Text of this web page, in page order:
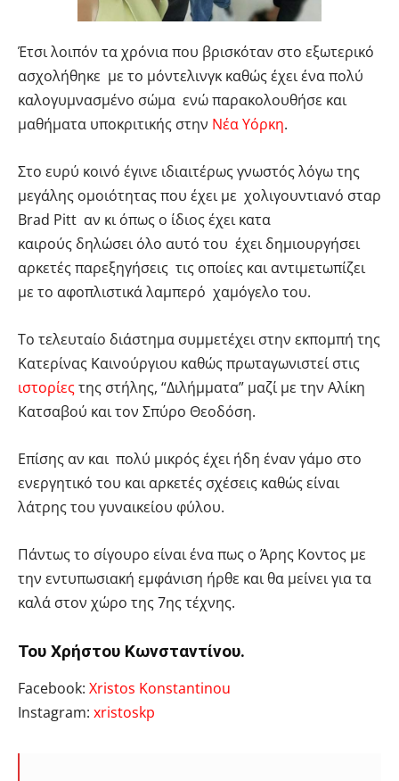
Έτσι λοιπόν τα χρόνια που βρισκόταν στο εξωτερικό
ασχολήθηκε με το μόντελινγκ καθώς έχει ένα πολύ
καλογυμνασμένο σώμα ενώ παρακολουθήσε και
μαθήματα υποκριτικής στην Νέα Υόρκη.
Στο ευρύ κοινό έγινε ιδιαιτέρως γνωστός λόγω της
μεγάλης ομοιότητας που έχει με χολιγουντιανό σταρ
Brad Pitt αν κι όπως ο ίδιος έχει κατα
καιρούς δηλώσει όλο αυτό του έχει δημιουργήσει
αρκετές παρεξηγήσεις τις οποίες και αντιμετωπίζει
με το αφοπλιστικά λαμπερό χαμόγελο του.
Το τελευταίο διάστημα συμμετέχει στην εκπομπή της
Κατερίνας Καινούργιου καθώς πρωταγωνιστεί στις
ιστορίεςτης στήλης, “Διλήμματα” μαζί με την Αλίκη
Κατσαβού και τον Σπύρο Θεοδόση.
Επίσης αν και πολύ μικρός έχει ήδη έναν γάμο στο
ενεργητικό του και αρκετές σχέσεις καθώς είναι
λάτρης του γυναικείου φύλου.
Πάντως το σίγουρο είναι ένα πως ο Άρης Κοντος με
την εντυπωσιακή εμφάνιση ήρθε και θα μείνει για τα
καλά στον χώρο της 7ης τέχνης.
Του Χρήστου Κωνσταντίνου.
Facebook: Xristos Konstantinou
Instagram: xristoskp